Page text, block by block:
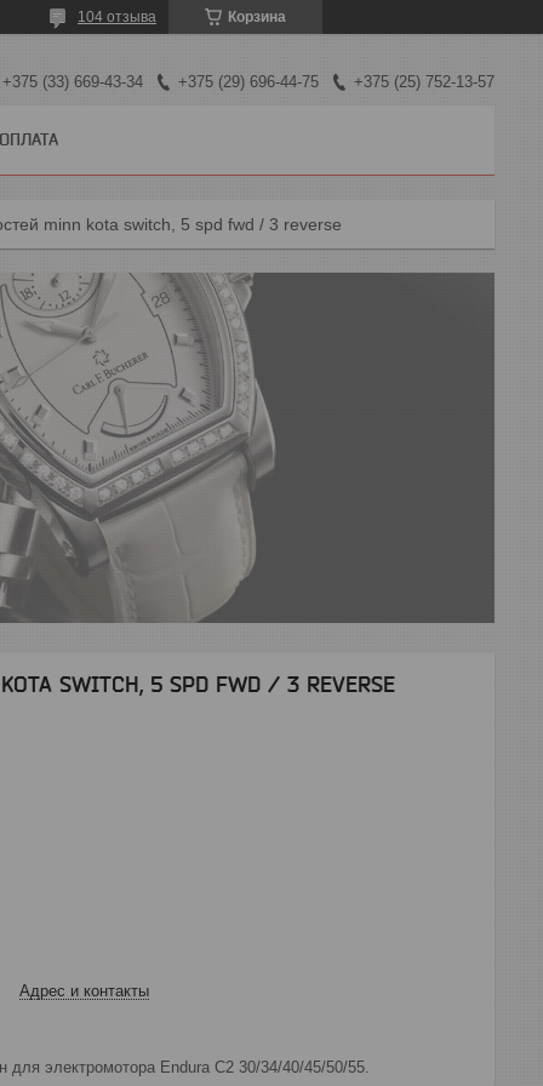
Корзина
104 отзыва
+375 (33) 669-43-34 +375 (29) 696-44-75 +375 (25) 752-13-57
minn kota switch, 5 spd fwd / 3 reverse
SWITCH, 5 SPD FWD / 3 REVERSE
Адрес и контакты
электромотора Endura C2 30/34/40/45/50/55.